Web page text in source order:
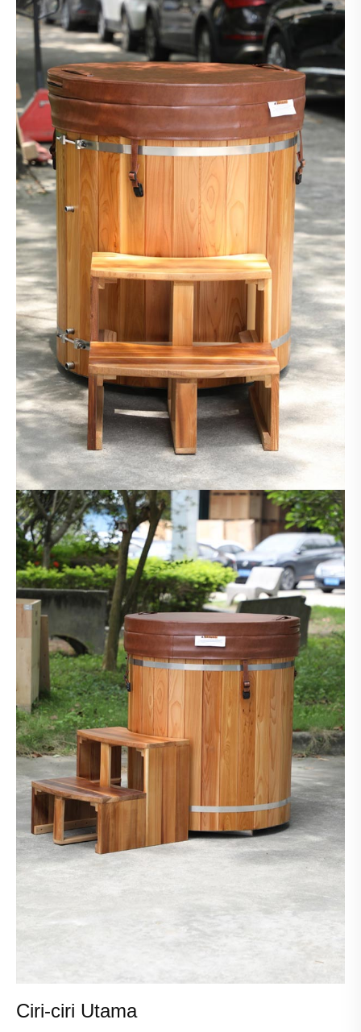
Ciri-ciri Utama